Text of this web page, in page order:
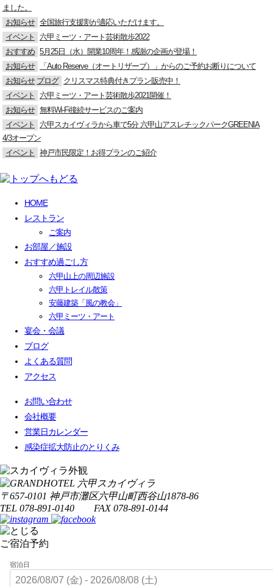
ました。
お知らせ 全国旅行支援割が適応いただけます。
イベント
六甲ミーツ・アート芸術散歩2022
おすすめ 5月25日（水）開業10周年！感謝の企画が登場！
お知らせ
「Auto Reserve（オートリザーブ）」からのご予約お断りについて
お知らせ ブログ
クリスマス特典付きプラン販売中！
イベント
六甲ミーツ・アート芸術散歩2021開催！
お知らせ 無料Wi-Fi接続サービスのご案内
イベント
六甲スカイヴィラから車で5分 六甲山アスレチックパークGREENIA
4/3オープン
イベント
神戸市民限定！お得プランのご紹介
HOME
レストラン
ご案内
お部屋／施設
おすすめ過ごし方
六甲山上の周辺施設
六甲トレイル散策
安藤建築「風の教会」
六甲ミーツ・アート
宴会・会議
ブログ
よくある質問
アクセス
お問い合わせ
会社概要
営業日カレンダー
感染症拡大防止のとりくみ
〒657-0101 神戸市灘区六甲山町西谷山1878-86
TEL 078-891-0140 FAX 078-891-0144
ご宿泊予約
宿泊日